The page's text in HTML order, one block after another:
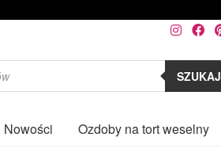
SZUKAJ
Nowości Ozdoby na tort weselny